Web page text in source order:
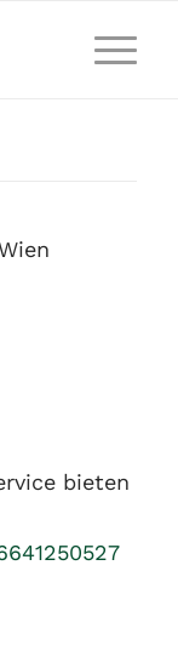
bieten